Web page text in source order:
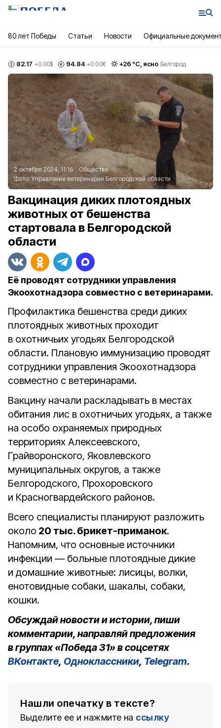
80 лет Победы Статьи Новости Официальные
82.17 +0.00$ 94.84 +0.00€ +26 °С, ясно Белгород
2 октября 2024, 11:16
Общество
Фото: Управление ветеринарии Белгородской области
Вакцинация диких плотоядных
животных от бешенства
стартовала в Белгородской
области
Её проводят сотрудники управления
Экоохотнадзора совместно с ветеринарами.
Профилактика бешенства среди диких
плотоядных животных проходит
в охотничьих угодьях Белгородской
области. Плановую иммунизацию проводят
сотрудники управления Экоохотнадзора
совместно с ветеринарами.
Вакцину начали раскладывать в местах
обитания лис в охотничьих угодьях, а также
на особо охраняемых природных
территориях Алексеевского,
Грайворонского, Яковлевского
муниципальных округов, а также
Белгородского, Прохоровского
и Красногвардейского районов.
Всего специалисты планируют разложить
около 20 тыс. брикет-приманок.
Напомним, что основные источники
инфекции — больные плотоядные дикие
и домашние животные: лисицы, волки,
енотовидные собаки, шакалы, собаки,
кошки.
Обсуждай новости и истории, пиши
комментарии, направляй предложения
в группах «Победа 31» в соцсетях
ВКонтакте, Одноклассники, Telegram.
Нашли опечатку в тексте?
Выделите ее и нажмите на ссылку